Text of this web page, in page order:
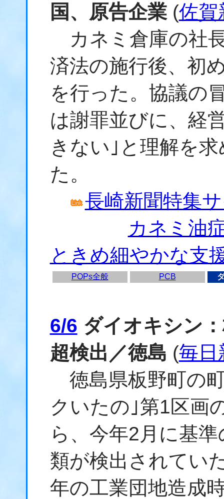
国、原告企業(佐賀
カネミ倉庫の社
済法の施行後、初
を行った。協議の
は謝罪並びに、経
きない｣と理解を
た。
長崎新聞特集
カネミ油
ときめ細やかな支
POPs全般 PCB
6/6 ダイオキシン
超検出／徳島 (毎日
徳島県板野町の
クいたの｣第1区画
ら、今年2月に基
類が検出されてい
年の工業団地造成